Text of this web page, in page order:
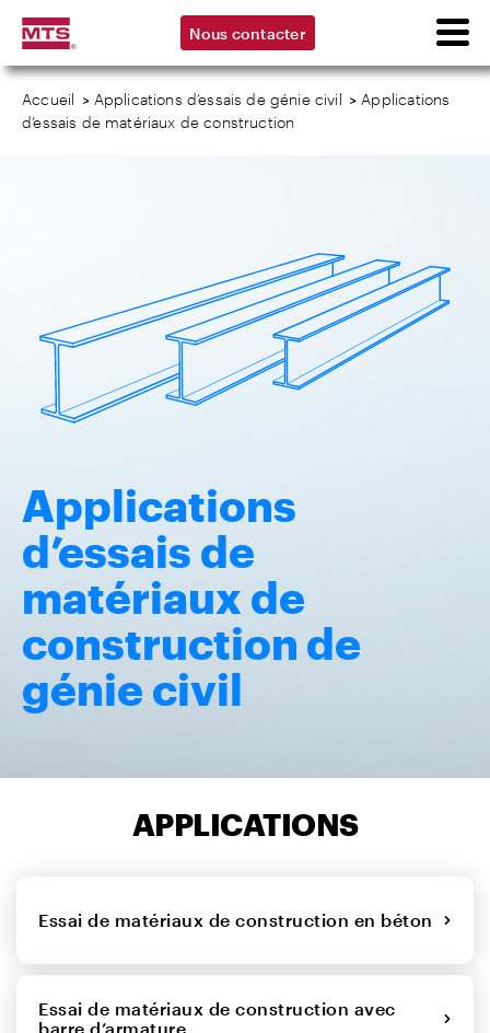
Nous contacter
Accueil > Applications d’essais de génie civil > Applications
d’essais de matériaux de construction
Applications
d’essais de
matériaux de
construction de
génie civil
APPLICATIONS
Essai de matériaux de construction en béton
Essai de matériaux de construction avec
barre d’armature